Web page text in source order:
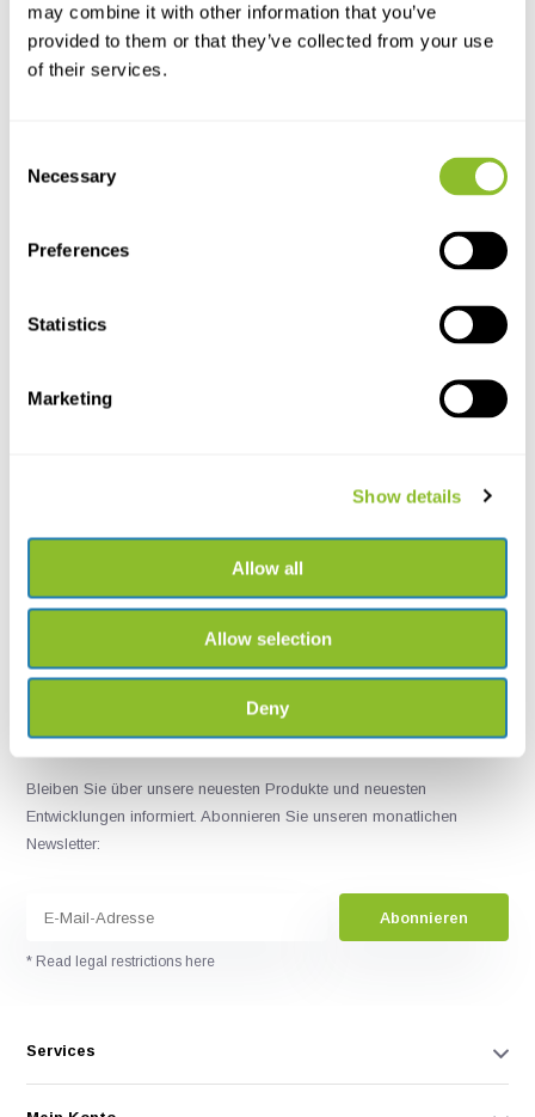
may combine it with other information that you’ve
provided to them or that they’ve collected from your use
of their services.
Selection
Necessary
Preferences
Statistics
Marketing
Show details
Allow all
Allow selection
Deny
€9,41
Bitte kontaktieren Sie uns
sales@veldshop.nl
Bleiben Sie über unsere neuesten Produkte und neuesten
Entwicklungen informiert. Abonnieren Sie unseren monatlichen
Newsletter:
Abonnieren
* Read legal restrictions here
Services